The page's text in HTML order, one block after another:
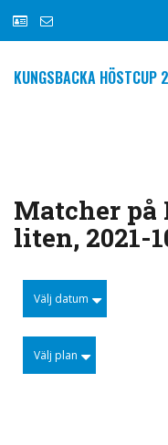
KUNGSBACKA HÖSTCUP
Matcher på
liten, 2021-
Välj datum
Välj plan